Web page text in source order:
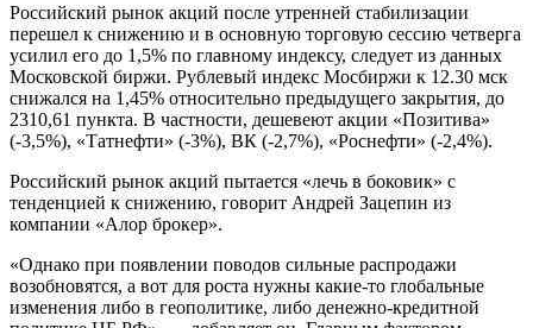
Российский рынок акций после утренней стабилизации
перешел к снижению и в основную торговую сессию четверга
усилил его до 1,5% по главному индексу, следует из данных
Московской биржи. Рублевый индекс Мосбиржи к 12.30 мск
снижался на 1,45% относительно предыдущего закрытия, до
2310,61 пункта. В частности, дешевеют акции «Позитива»
(-3,5%), «Татнефти» (-3%), ВК (-2,7%), «Роснефти» (-2,4%).
Российский рынок акций пытается «лечь в боковик» с
тенденцией к снижению, говорит Андрей Зацепин из
компании «Алор брокер».
«Однако при появлении поводов сильные распродажи
возобновятся, а вот для роста нужны какие-то глобальные
изменения либо в геополитике, либо денежно-кредитной